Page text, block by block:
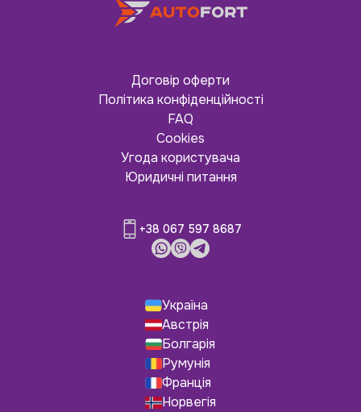
Договір оферти
Політика конфіденційності
FAQ
Cookies
Угода користувача
Юридичні питання
+38 067 597 8687
Україна
Австрія
Болгарія
Румунія
Франція
Норвегія